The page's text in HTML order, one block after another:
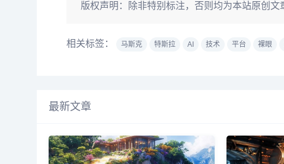
版权声明：
除非特别标注，否则均为本站原创文
相关标签： 马斯克 特斯拉 AI 技术 平台 裸眼
最新文章